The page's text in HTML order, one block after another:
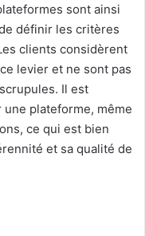
sont ainsi
définir les critères
clients considèrent
levier et ne sont pas
Il est
plateforme, même
ce qui est bien
et sa qualité de